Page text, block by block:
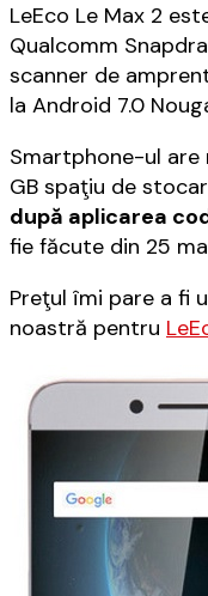
LeEco Le Max 2
Qualcomm
scanner de
la Android 7.0
Smartphone-ul are
GB spaţiu de
după aplicarea
fie făcute din 25
Preţul îmi pare a fi
noastră pentru